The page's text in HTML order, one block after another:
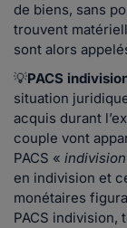
de biens, sans
trouvent
sont alors
💡PACS
situation
acquis durant
couple vont
PACS « indivision
en indivision et
monétaires
PACS indivision,